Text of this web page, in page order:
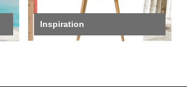
Inspiration